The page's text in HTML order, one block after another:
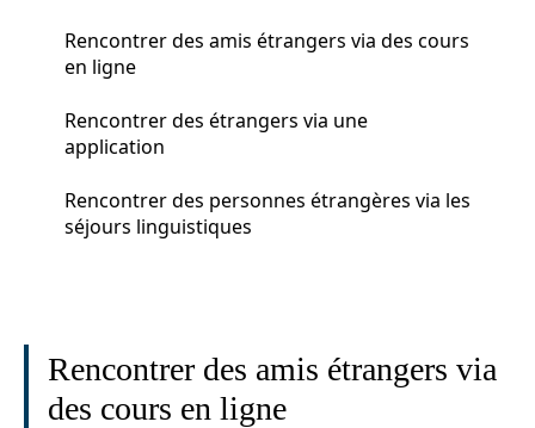
Rencontrer des amis étrangers via des cours
en ligne
Rencontrer des étrangers via une
application
Rencontrer des personnes étrangères via les
séjours linguistiques
Rencontrer des amis étrangers via
des cours en ligne